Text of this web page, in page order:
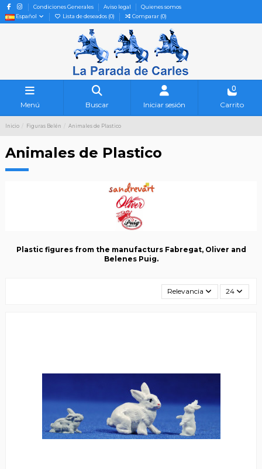
Condiciones Generales Aviso legal
Quienes somos
Español
Lista de deseados (0) Comparar (0)
Menú Buscar Iniciar sesión
0
Carrito
Inicio Figuras Belén Animales de Plastico
Animales de Plastico
Plastic figures from the manufacturs Fabregat, Oliver and
Belenes Puig.
Relevancia 24